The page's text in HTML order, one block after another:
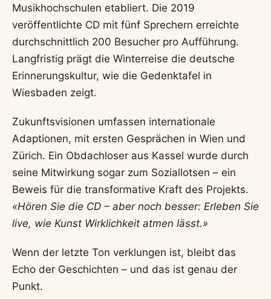
Musikhochschulen etabliert. Die 2019
veröffentlichte CD mit fünf Sprechern erreichte
durchschnittlich 200 Besucher pro Aufführung.
Langfristig prägt die Winterreise die deutsche
Erinnerungskultur, wie die Gedenktafel in
Wiesbaden zeigt.
Zukunftsvisionen umfassen internationale
Adaptionen, mit ersten Gesprächen in Wien und
Zürich. Ein Obdachloser aus Kassel wurde durch
seine Mitwirkung sogar zum Soziallotsen – ein
Beweis für die transformative Kraft des Projekts.
«Hören Sie die CD – aber noch besser: Erleben Sie
live, wie Kunst Wirklichkeit atmen lässt.»
Wenn der letzte Ton verklungen ist, bleibt das
Echo der Geschichten – und das ist genau der
Punkt.